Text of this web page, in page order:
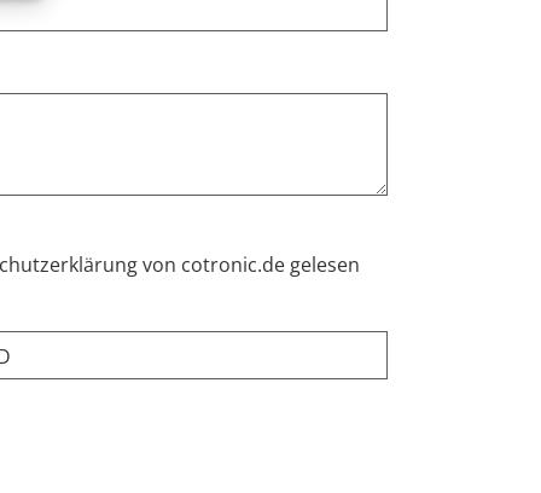
von cotronic.de gelesen